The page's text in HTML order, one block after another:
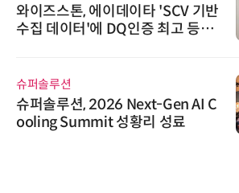
와이즈스톤, 에이데이타 'SCV 기반
수집 데이터'에 DQ인증 최고 등급
슈퍼솔루션
슈퍼솔루션, 2026 Next-Gen AI C
ooling Summit 성황리 성료